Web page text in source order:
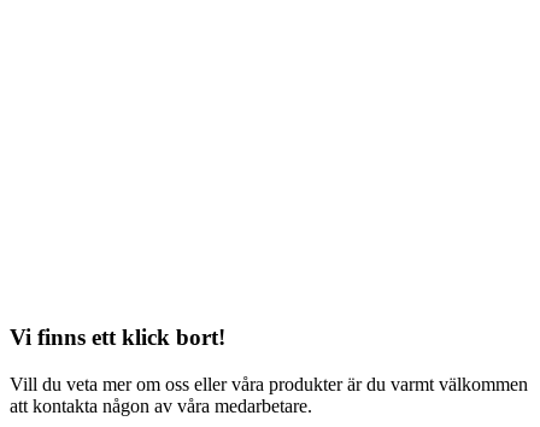
Vi finns ett klick bort!
Vill du veta mer om oss eller våra produkter är du varmt välkommen
att kontakta någon av våra medarbetare.